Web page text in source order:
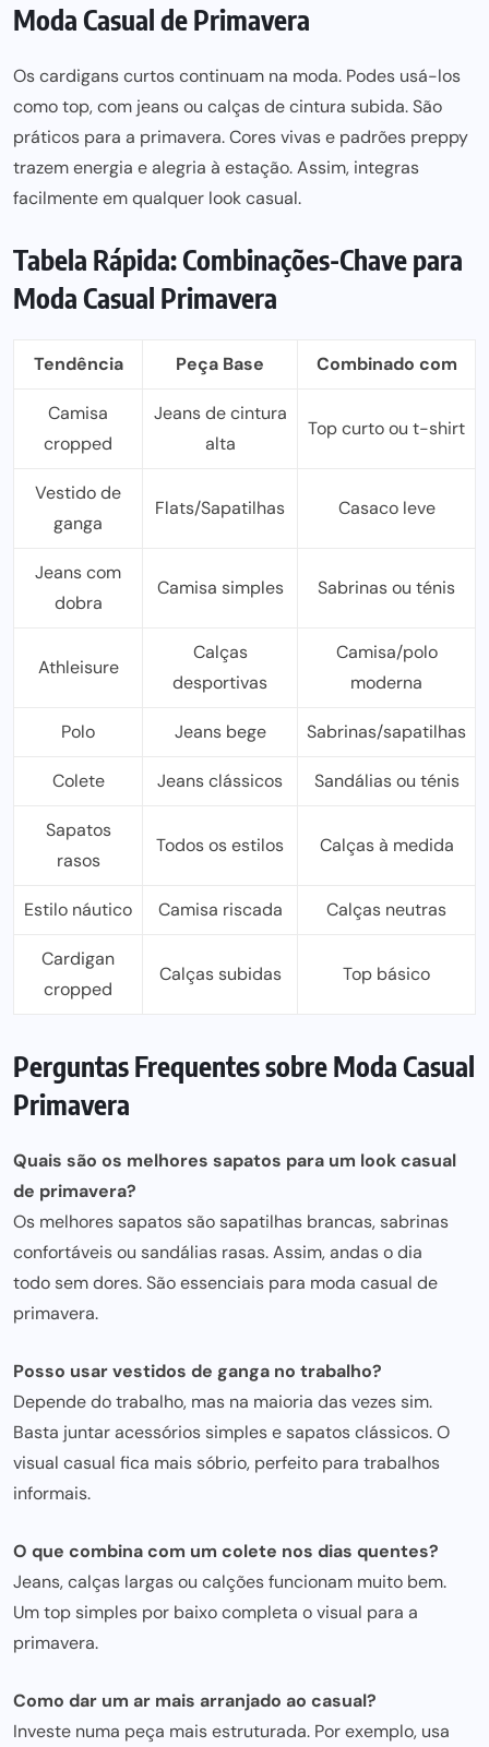
Moda Casual de Primavera
Os cardigans curtos continuam na moda. Podes usá-los
como top, com jeans ou calças de cintura subida. São
práticos para a primavera. Cores vivas e padrões preppy
trazem energia e alegria à estação. Assim, integras
facilmente em qualquer look casual.
Tabela Rápida: Combinações-Chave para
Moda Casual Primavera
Tendência Peça Base Combinado com
Camisa
cropped
Jeans de cintura
alta
Top curto ou t-shirt
Vestido de
ganga
Flats/Sapatilhas Casaco leve
Jeans com
dobra
Camisa simples Sabrinas ou ténis
Athleisure
Calças
desportivas
Camisa/polo
moderna
Polo Jeans bege Sabrinas/sapatilhas
Colete Jeans clássicos Sandálias ou ténis
Sapatos
rasos
Todos os estilos Calças à medida
Estilo náutico Camisa riscada Calças neutras
Cardigan
cropped
Calças subidas Top básico
Perguntas Frequentes sobre Moda Casual
Primavera
Quais são os melhores sapatos para um look casual
de primavera?
Os melhores sapatos são sapatilhas brancas, sabrinas
confortáveis ou sandálias rasas. Assim, andas o dia
todo semdores. São essenciais para moda casual de
primavera.
Posso usar vestidos de ganga no trabalho?
Depende do trabalho, mas na maioria das vezes sim.
Basta juntar acessórios simples e sapatos clássicos. O
visual casual fica mais sóbrio, perfeito para trabalhos
informais.
O que combina com um colete nos dias quentes?
Jeans, calças largas ou calções funcionam muito bem.
Um topsimples por baixo completa o visual para a
primavera.
Como dar um ar mais arranjado ao casual?
Investe numa peça mais estruturada. Por exemplo, usa